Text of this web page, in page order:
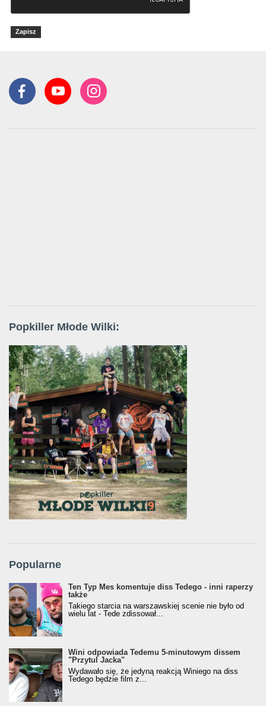
Popkiller Młode Wilki:
Popularne
Ten Typ Mes komentuje diss Tedego - inni raperzy
także
Takiego starcia na warszawskiej scenie nie było od
wielu lat - Tede zdissował...
Wini odpowiada Tedemu 5-minutowym dissem
"Przytul Jacka"
Wydawało się, że jedyną reakcją Winiego na diss
Tedego będzie film z...